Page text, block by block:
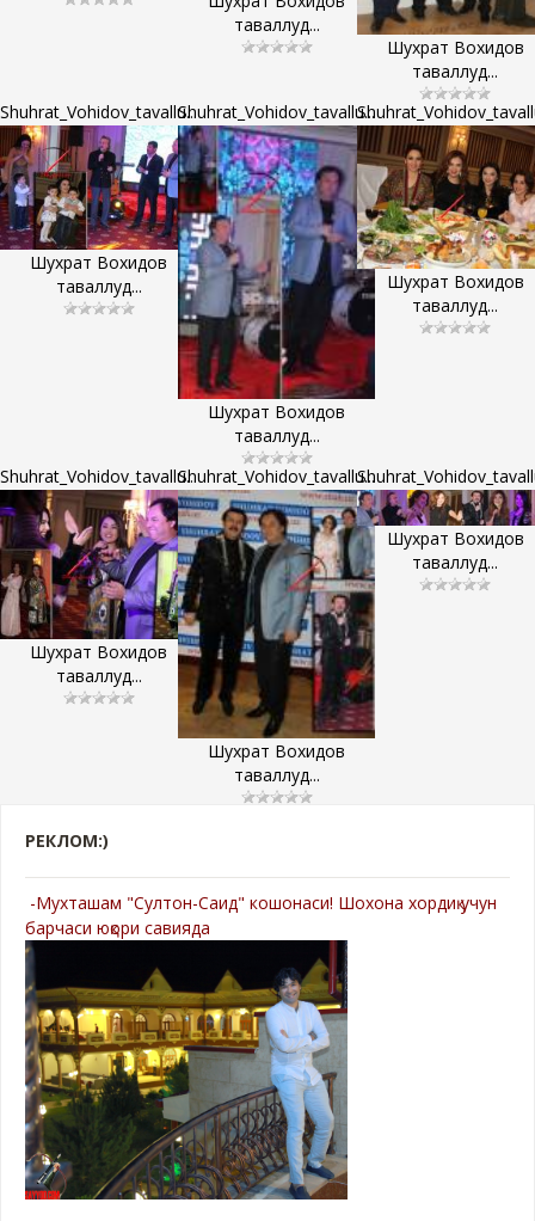
таваллуд...
Шухрат Вохидов
таваллуд...
Shuhrat_Vohidov_tavallu...
Шухрат Вохидов
таваллуд...
Shuhrat_Vohidov_tavallu...
Шухрат Вохидов
таваллуд...
Шухрат Вохидов
таваллуд...
Shuhrat_Vohidov_tavallu...
Шухрат Вохидов
таваллуд...
Shuhrat_Vohidov_tavallu...
Шухрат Вохидов
таваллуд...
Шухрат Вохидов
таваллуд...
РЕКЛОМ:)
-Мухташам "Султон-Саид" кошонаси! Шохона хордиқ учун
барчаси юқори савияда